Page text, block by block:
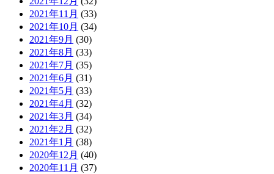
2021年11月 (33)
2021年10月 (34)
2021年9月 (30)
2021年8月 (33)
2021年7月 (35)
2021年6月 (31)
2021年5月 (33)
2021年4月 (32)
2021年3月 (34)
2021年2月 (32)
2021年1月 (38)
2020年12月 (40)
2020年11月 (37)